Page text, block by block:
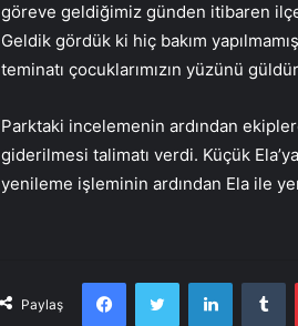
göreve geldiğimiz günden itibaren
Geldik gördük ki hiç bakım
teminatı çocuklarımızın yüzünü
Parktaki incelemenin ardından
giderilmesi talimatı verdi. Küçük
yenileme işleminin ardından Ela ile
Paylaş
FacebookTwitter LinkedIn